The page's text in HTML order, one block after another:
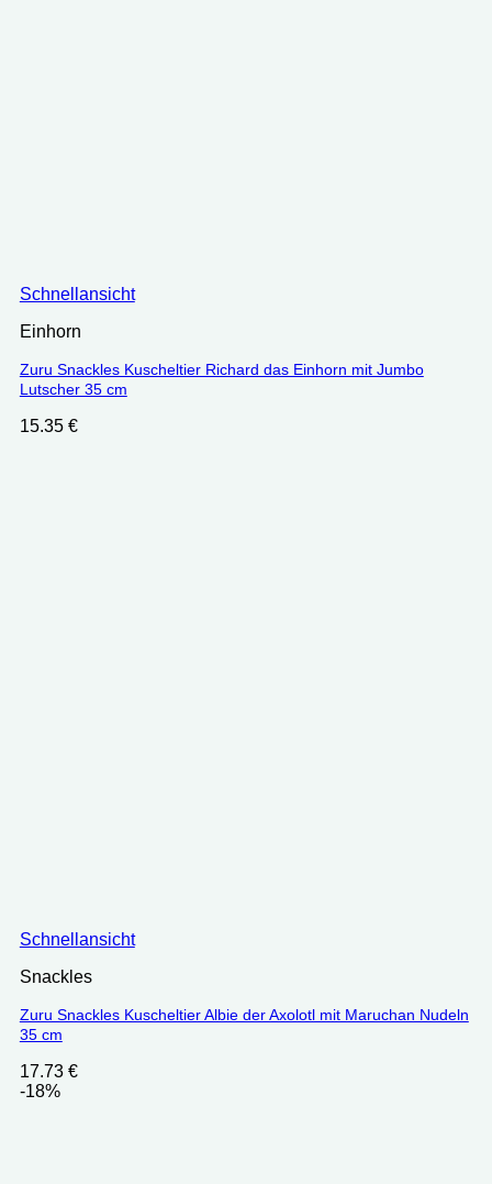
Schnellansicht
Einhorn
Zuru Snackles Kuscheltier Richard das Einhorn mit Jumbo
Lutscher 35 cm
15.35 €
Schnellansicht
Snackles
Zuru Snackles Kuscheltier Albie der Axolotl mit Maruchan Nudeln
35 cm
17.73 €
-18%